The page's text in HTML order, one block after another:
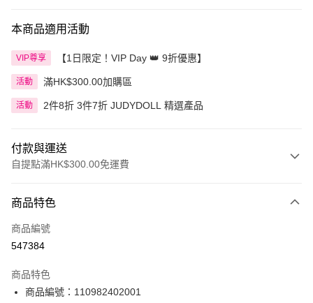
本商品適用活動
VIP尊享 【1日限定！VIP Day 👑 9折優惠】
活動 滿HK$300.00加購區
活動 2件8折 3件7折 JUDYDOLL 精選產品
付款與運送
自提點滿HK$300.00免運費
信用卡
Apple Pay
PayMe
商品特色
商品編號
547384
商品特色
商品編號：110982402001